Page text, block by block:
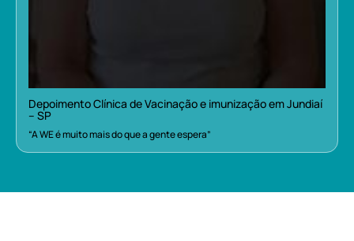
Depoimento Clínica de Vacinação e imunização em Jundiaí
– SP
“A WE é muito mais do que a gente espera”